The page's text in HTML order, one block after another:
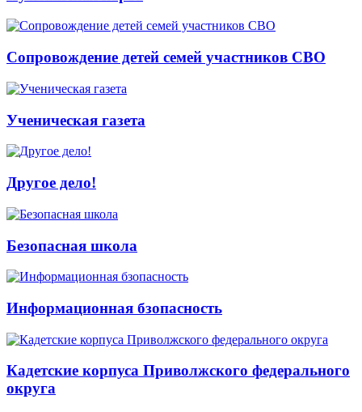
Сопровождение детей семей участников СВО
Ученическая газета
Другое дело!
Безопасная школа
Информационная бзопасность
Кадетские корпуса Приволжского федерального
округа